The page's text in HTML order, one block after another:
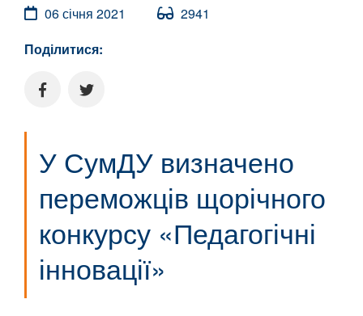
06 січня 2021
2941
Поділитися:
У СумДУ визначено
переможців щорічного
конкурсу «Педагогічні
інновації»